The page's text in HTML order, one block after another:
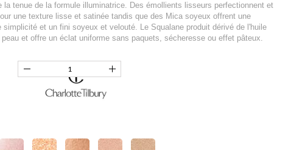
la tenue de la formule illuminatrice. Des émollients lisseurs perfectionnent et
une texture lisse et satinée tandis que des Mica soyeux offrent une
simplicité et un fini soyeux et velouté. Le Squalane produit dérivé de l'huile
et offre un éclat uniforme sans paquets, sécheresse ou effet pâteux.